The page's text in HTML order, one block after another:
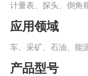
计量表、探头、倒角
应用领域
车、采矿、石油、能
产品型号